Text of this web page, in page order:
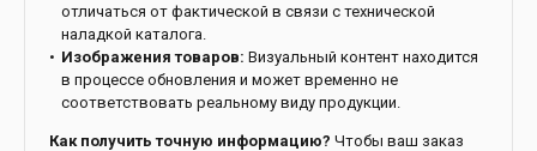
отличаться от фактической в связи с технической
наладкой каталога.
Изображения товаров: Визуальный контент находится
в процессе обновления и может временно не
соответствовать реальному виду продукции.
Как получить точную информацию? Чтобы ваш заказ